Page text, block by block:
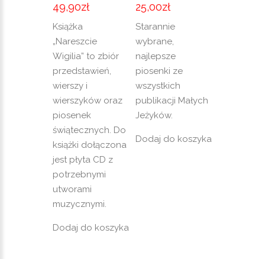
49,90zł
Książka
„Nareszcie
Wigilia” to zbiór
przedstawień,
wierszy i
wierszyków oraz
piosenek
świątecznych. Do
książki dołączona
jest płyta CD z
potrzebnymi
utworami
muzycznymi.
Dodaj do koszyka
25,00zł
Starannie
wybrane,
najlepsze
piosenki ze
wszystkich
publikacji Małych
Jeżyków.
Dodaj do koszyka